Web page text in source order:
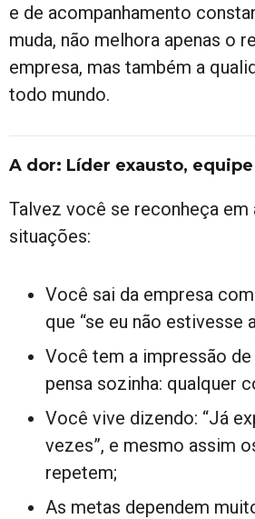
e de acompanhamento
muda, não melhora apenas o
empresa, mas também a
todo mundo.
A dor: Líder exausto,
Talvez você se reconheça em
situações:
Você sai da empresa
que “se eu não estivesse
Você tem a impressão
pensa sozinha: qualquer
Você vive dizendo: “Já
vezes”, e mesmo assim
repetem;
As metas dependem